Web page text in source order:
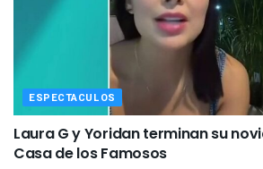
ESPECTACULOS
Laura G y Yoridan terminan su
Casa de los Famosos